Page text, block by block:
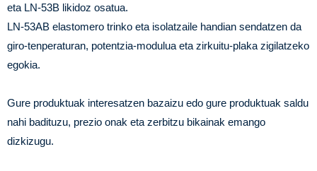
eta LN-53B likidoz osatua.
LN-53AB elastomero trinko eta isolatzaile handian sendatzen da
giro-tenperaturan, potentzia-modulua eta zirkuitu-plaka zigilatzeko
egokia.
Gure produktuak interesatzen bazaizu edo gure produktuak saldu
nahi badituzu, prezio onak eta zerbitzu bikainak emango
dizkizugu.